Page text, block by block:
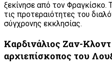
ξεκίνησε από τον Φραγκίσκο.
τις προτεραιότητες του
σύγχρονης εκκλησίας.
Καρδινάλιος Ζαν-Κλοντ
αρχιεπίσκοπος του